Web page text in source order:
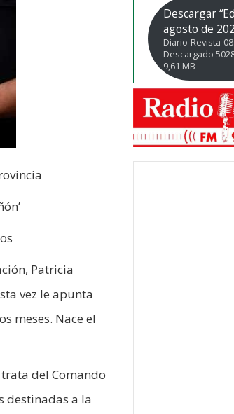
Patricia
vez le apunta
meses. Nace el
del Comando
destinadas a la
Descargar
agosto de
Diario-Revista-
Descargado
9,61 MB